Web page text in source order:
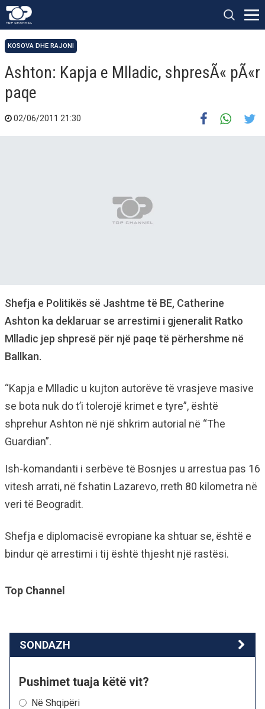
KOSOVA DHE RAJONI
Ashton: Kapja e Mlladic, shpresÃ« pÃ«r
paqe
02/06/2011 21:30
Shefja e Politikës së Jashtme të BE, Catherine
Ashton ka deklaruar se arrestimi i gjeneralit Ratko
Mlladic jep shpresë për një paqe të përhershme në
Ballkan.
“Kapja e Mlladic u kujton autorëve të vrasjeve masive
se bota nuk do t’i tolerojë krimet e tyre”, është
shprehur Ashton në një shkrim autorial në “The
Guardian”.
Ish-komandanti i serbëve të Bosnjes u arrestua pas 16
vitesh arrati, në fshatin Lazarevo, rreth 80 kilometra në
veri të Beogradit.
Shefja e diplomacisë evropiane ka shtuar se, është e
bindur që arrestimi i tij është thjesht një rastësi.
Top Channel
SONDAZH
Pushimet tuaja këtë vit?
Në Shqipëri